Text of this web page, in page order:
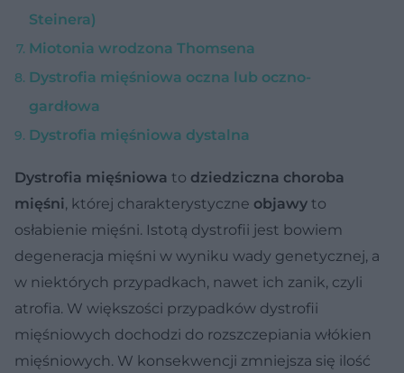
Steinera)
Miotonia wrodzona Thomsena
Dystrofia mięśniowa oczna lub oczno-
gardłowa
Dystrofia mięśniowa dystalna
Dystrofia mięśniowa to dziedziczna choroba
mięśni, której charakterystyczne objawy to
osłabienie mięśni. Istotą dystrofii jest bowiem
degeneracja mięśni w wyniku wady genetycznej, a
w niektórych przypadkach, nawet ich zanik, czyli
atrofia. W większości przypadków dystrofii
mięśniowych dochodzi do rozszczepiania włókien
mięśniowych. W konsekwencji zmniejsza się ilość